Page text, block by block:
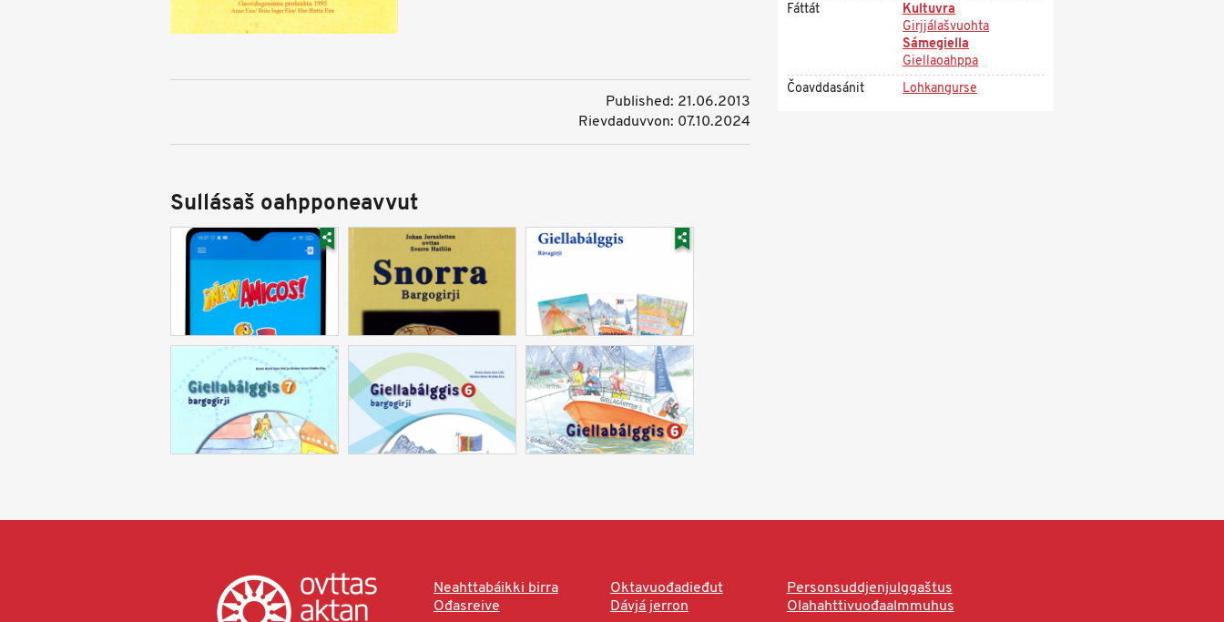
Published: 21.06.2013
Rievdaduvvon: 07.10.2024
Sullásaš oahpponeavvut
Fáttát
Kultuvra
Girjjálašvuohta
Sámegiella
Giellaoahppa
Čoavddasánit
Lohkangurse
Neahttabáikki birra Oktavuođadieđut
Personsuddjenjulggaštus
Ođasreive
Dávjá jerron Olahahttivuođaalmmuhus